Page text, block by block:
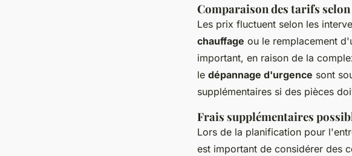
Comparaison des tarifs selon
Les prix fluctuent selon les
chauffage ou le remplacement
important, en raison de la
le dépannage d'urgence sont
supplémentaires si des pièces
Frais supplémentaires
Lors de la planification pour
est important de considérer des